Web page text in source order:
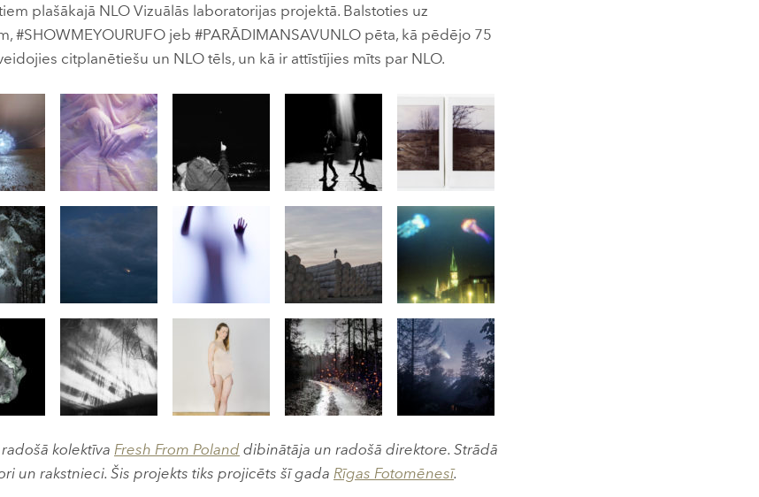
plašākajā NLO Vizuālās laboratorijas projektā. Balstoties uz
#SHOWMEYOURUFO jeb #PARĀDIMANSAVUNLO pēta, kā pēdējo 75
citplanētiešu un NLO tēls, un kā ir attīstījies mīts par NLO.
kolektīva Fresh From Polanddibinātāja un radošā direktore. Strādā
un rakstnieci. Šis projekts tiks projicēts šī gada Rīgas Fotomēnesī.